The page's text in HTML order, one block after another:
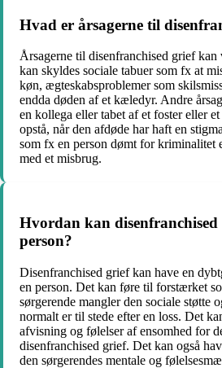
Hvad er årsagerne til
Årsagerne til disenfranchised grief
kan skyldes sociale tabuer som fx at
køn, ægteskabsproblemer som
endda døden af et kæledyr. Andre
en kollega eller tabet af et foster eller
opstå, når den afdøde har haft en
som fx en person dømt for kriminalitet
med et misbrug.
Hvordan kan
person?
Disenfranchised grief kan have en
en person. Det kan føre til forstærket
sørgerende mangler den sociale støtte
normalt er til stede efter en loss. Det
afvisning og følelser af ensomhed for
disenfranchised grief. Det kan også
den sørgerendes mentale og